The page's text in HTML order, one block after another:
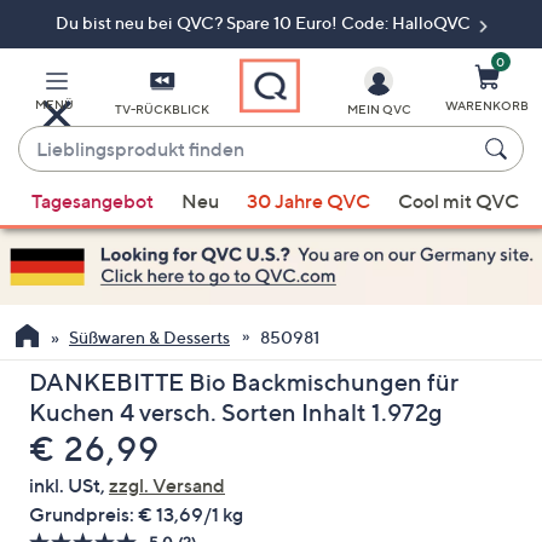
Du bist neu bei QVC? Spare 10 Euro! Code: HalloQVC
MENÜ TV-RÜCKBLICK
Lieblingsprodukt
finden
Vorschläge
verfügbar
sind,
verwenden
Sie
die
Pfeiltasten
nach
oben
und
nach
unten
MEIN QVC
0
WARENKORB
Tagesangebot Neu 30 Jahre QVC Cool mit QVC
Süßwaren & Desserts 850981
DANKEBITTE Bio Backmischungen für
Kuchen 4 versch. Sorten Inhalt 1.972g
Gelöscht
€ 26,99
inkl. USt, zzgl. Versand
Grundpreis: € 13,69/1 kg